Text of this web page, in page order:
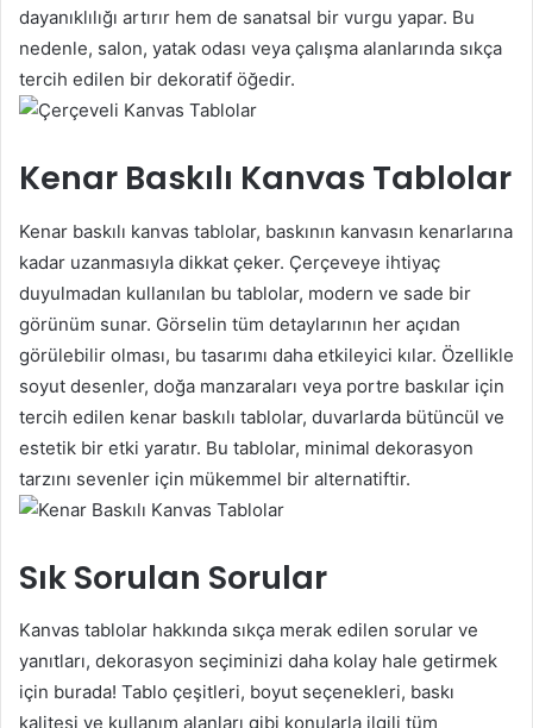
dayanıklılığı artırır hem de sanatsal bir vurgu yapar. Bu
nedenle, salon, yatak odası veya çalışma alanlarında sıkça
tercih edilen bir dekoratif öğedir.
Kenar Baskılı Kanvas Tablolar
Kenar baskılı kanvas tablolar, baskının kanvasın kenarlarına
kadar uzanmasıyla dikkat çeker. Çerçeveye ihtiyaç
duyulmadan kullanılan bu tablolar, modern ve sade bir
görünüm sunar. Görselin tüm detaylarının her açıdan
görülebilir olması, bu tasarımı daha etkileyici kılar. Özellikle
soyut desenler, doğa manzaraları veya portre baskılar için
tercih edilen kenar baskılı tablolar, duvarlarda bütüncül ve
estetik bir etki yaratır. Bu tablolar, minimal dekorasyon
tarzını sevenler için mükemmel bir alternatiftir.
Sık Sorulan Sorular
Kanvas tablolar hakkında sıkça merak edilen sorular ve
yanıtları, dekorasyon seçiminizi daha kolay hale getirmek
için burada! Tablo çeşitleri, boyut seçenekleri, baskı
kalitesi ve kullanım alanları gibi konularla ilgili tüm